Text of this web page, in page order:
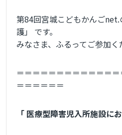
第84回宮城こどもかんご
護」 です。
みなさま、ふるってご参加く
＝＝＝＝＝＝＝＝＝＝＝＝
＝＝＝＝＝＝
「 医療型障害児入所施設に